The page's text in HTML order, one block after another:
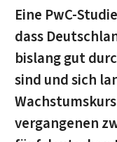
Eine PwC-
dass
bislang gut
sind und sich
vergangenen